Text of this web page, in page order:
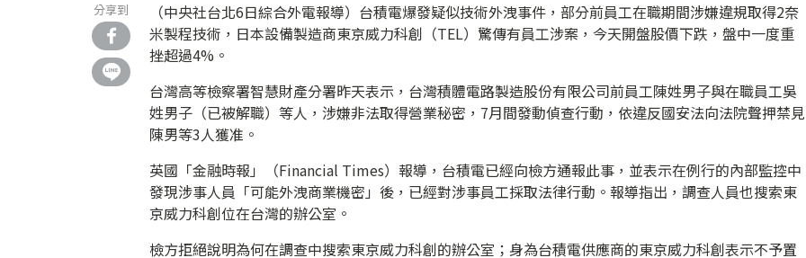
分享到
（中央社台北6日綜合外電報導）台積電爆發疑似技術外洩事件，部分前員工在職期間涉嫌違規取得2奈
米製程技術，日本設備製造商東京威力科創（TEL）驚傳有員工涉案，今天開盤股價下跌，盤中一度重
挫超過4%。
台灣高等檢察署智慧財產分署昨天表示，台灣積體電路製造股份有限公司前員工陳姓男子與在職員工吳
姓男子（已被解職）等人，涉嫌非法取得營業秘密，7月間發動偵查行動，依違反國安法向法院聲押禁見
陳男等3人獲准。
英國「金融時報」（Financial Times）報導，台積電已經向檢方通報此事，並表示在例行的內部監控中
發現涉事人員「可能外洩商業機密」後，已經對涉事員工採取法律行動。報導指出，調查人員也搜索東
京威力科創位在台灣的辦公室。
檢方拒絕說明為何在調查中搜索東京威力科創的辦公室；身為台積電供應商的東京威力科創表示不予置